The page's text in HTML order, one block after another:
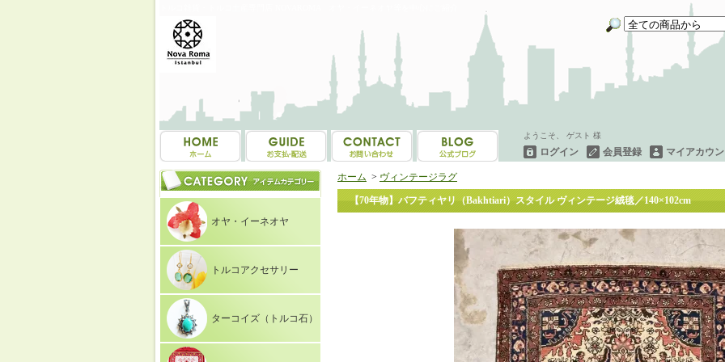
ようこそ、 ゲスト 様
ログイン 会員登録 マイアカウ
オヤ・イーネオヤ
トルコアクセサリー
ターコイズ（トルコ石）
ホーム > ヴィンテージラグ
【70年物】バフティヤリ（Bakhtiari）スタイル ヴィンテージ絨毯／140×102cm